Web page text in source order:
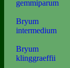
gemmiparum
Bryum
intermedium
Bryum
klinggraeffii